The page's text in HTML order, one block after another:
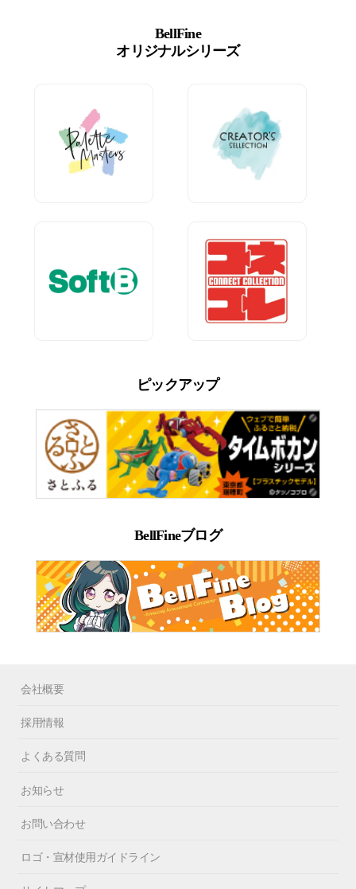
BellFine
オリジナルシリーズ
ピックアップ
BellFineブログ
会社概要
採用情報
よくある質問
お知らせ
お問い合わせ
ロゴ・宣材使用ガイドライン